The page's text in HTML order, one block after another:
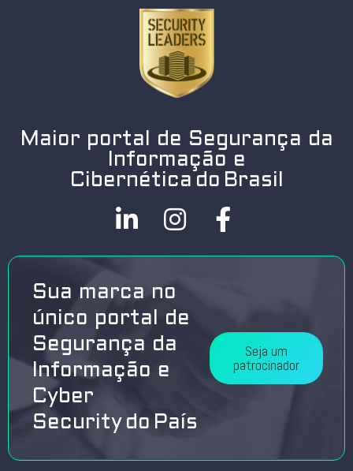
Maior portal de Segurança da
Informação e
Cibernética do Brasil
Sua marca no
único portal de
Segurança da
Informação e
Cyber
Security do País
Seja um
patrocinador